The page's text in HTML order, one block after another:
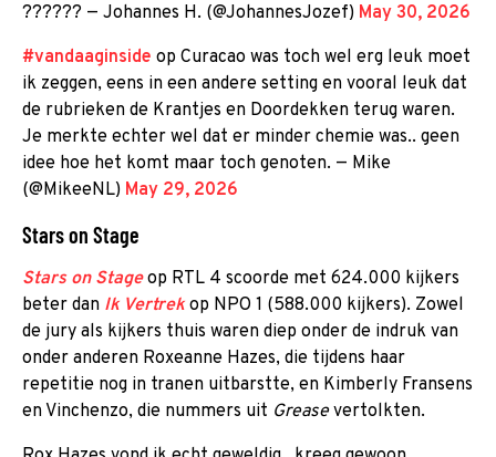
?????? — Johannes H. (@JohannesJozef) May 30, 2026
#vandaaginside op Curacao was toch wel erg leuk moet
ik zeggen, eens in een andere setting en vooral leuk dat
de rubrieken de Krantjes en Doordekken terug waren.
Je merkte echter wel dat er minder chemie was.. geen
idee hoe het komt maar toch genoten. — Mike
(@MikeeNL) May 29, 2026
Stars on Stage
Stars on Stage op RTL 4 scoorde met 624.000 kijkers
beter dan Ik Vertrek op NPO 1 (588.000 kijkers). Zowel
de jury als kijkers thuis waren diep onder de indruk van
onder anderen Roxeanne Hazes, die tijdens haar
repetitie nog in tranen uitbarstte, en Kimberly Fransens
en Vinchenzo, die nummers uit Greasevertolkten.